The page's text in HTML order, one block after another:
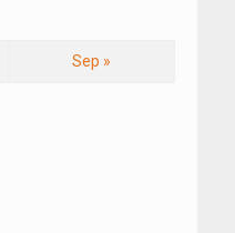
Sep »